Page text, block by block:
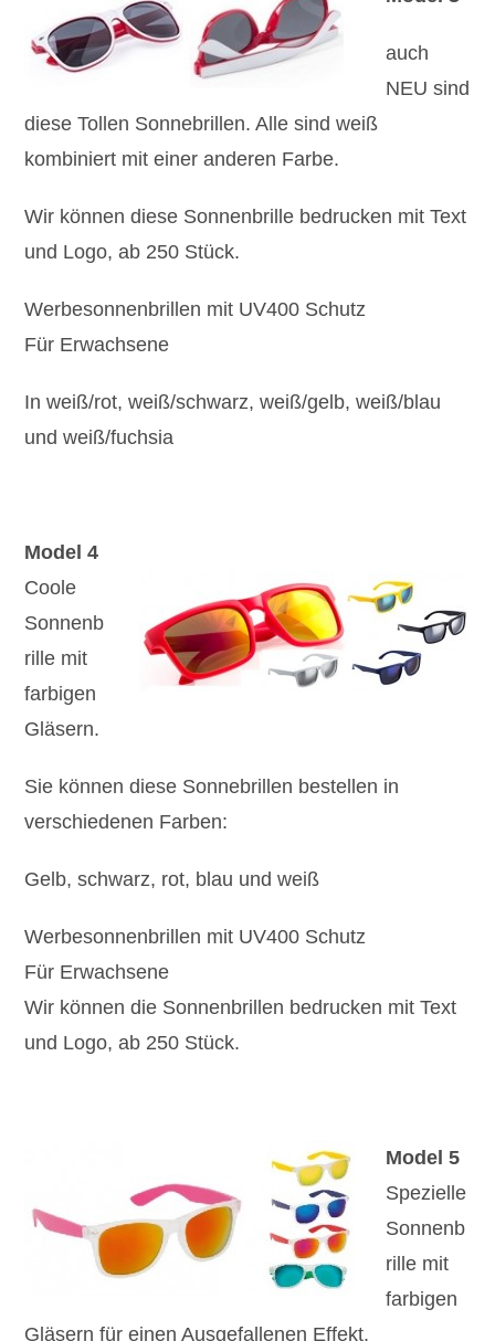
auch
NEU sind
diese Tollen Sonnebrillen. Alle sind weiß
kombiniert mit einer anderen Farbe.
Wir können diese Sonnenbrille bedrucken mit Text
und Logo, ab 250 Stück.
Werbesonnenbrillen mit UV400 Schutz
Für Erwachsene
In weiß/rot, weiß/schwarz, weiß/gelb, weiß/blau
und weiß/fuchsia
Model 4
Coole
Sonnenb
rille mit
farbigen
Gläsern.
Sie können diese Sonnebrillen bestellen in
verschiedenen Farben:
Gelb, schwarz, rot, blau und weiß
Werbesonnenbrillen mit UV400 Schutz
Für Erwachsene
Wir können die Sonnenbrillen bedrucken mit Text
und Logo, ab 250 Stück.
Model 5
Spezielle
Sonnenb
rille mit
farbigen
Gläsern für einen Ausgefallenen Effekt.